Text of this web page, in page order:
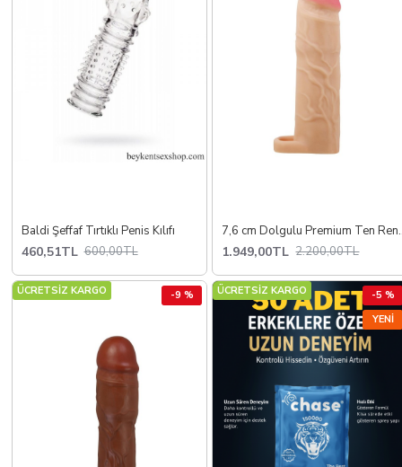
Baldi Şeffaf Tırtıklı Penis Kılıfı
460,51TL 600,00TL
7,6 cm
1.949,00TL 2.200,00TL
ÜCRETSİZ KARGO
-9 %
YENI
ÜCRETSİZ KARGO -5 %